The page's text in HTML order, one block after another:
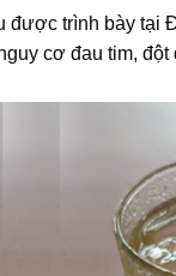
được trình bày tại
cơ đau tim,